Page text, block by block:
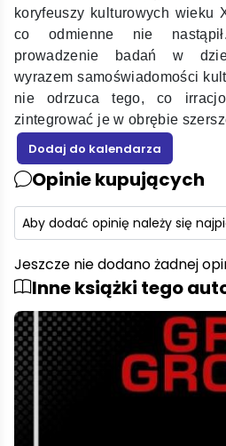
koryfeuszy kulturowych wieku
co odmienne nie
prowadzenie badań w
wyrazem samoświadomości
nie odrzuca tego, co
zintegrować je w obrębie
Opinie kupujących
Aby dodać opinię należy się
Jeszcze nie dodano żadnej
Inne książki tego